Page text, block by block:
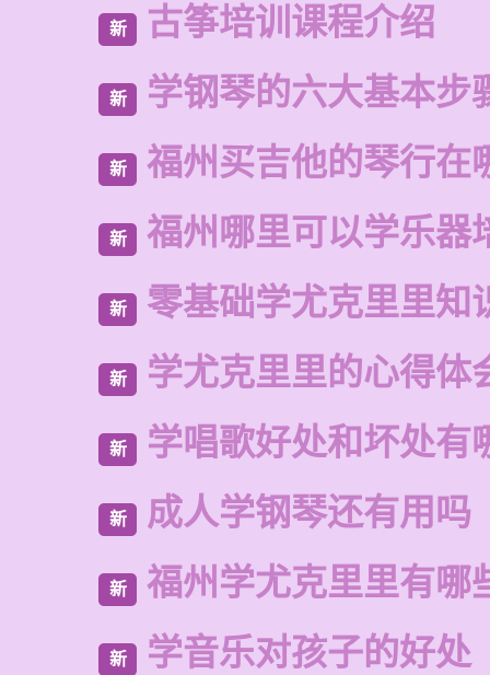
新 古筝培训课程介绍
新 学钢琴的六大基本步
新 福州买吉他的琴行在
新 福州哪里可以学乐器
新 零基础学尤克里里知
新 学尤克里里的心得体
新 学唱歌好处和坏处有
新 成人学钢琴还有用吗
新 福州学尤克里里有哪
新 学音乐对孩子的好处